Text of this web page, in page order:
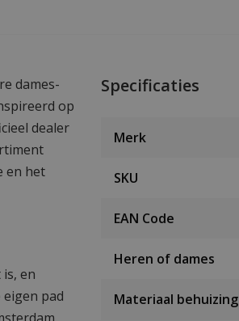
dames-
op
dealer
en het
en
pad
Specificaties
Merk
SKU
EAN Code
Heren of dames
Materiaal behuizing